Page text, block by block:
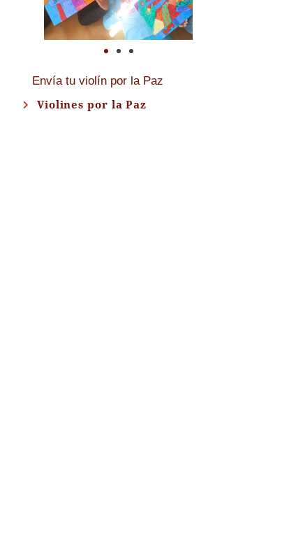
Envía tu violín por la Paz
Violines por la Paz